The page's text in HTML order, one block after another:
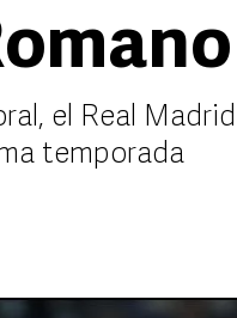
el Real
temporada